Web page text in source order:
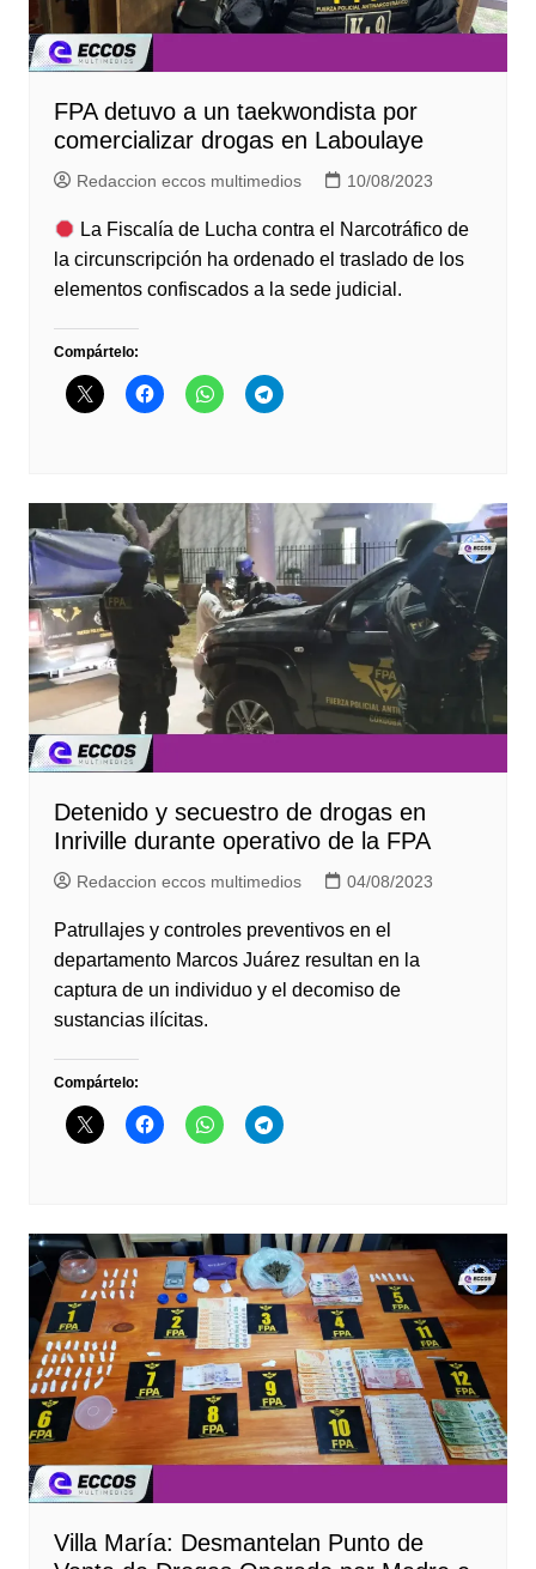
FPA detuvo a un taekwondista por
comercializar drogas en Laboulaye
Redaccion eccos multimedios 10/08/2023
La Fiscalía de Lucha contra el Narcotráfico de
la circunscripción ha ordenado el traslado de los
elementos confiscados a la sede judicial.
Compártelo:
Detenido y secuestro de drogas en
Inriville durante operativo de la FPA
Redaccion eccos multimedios 04/08/2023
Patrullajes y controles preventivos en el
departamento Marcos Juárez resultan en la
captura de un individuo y el decomiso de
sustancias ilícitas.
Compártelo:
Villa María: Desmantelan Punto de